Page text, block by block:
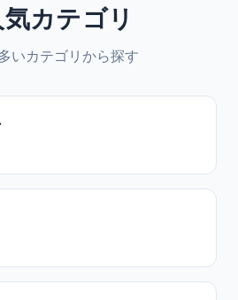
カテゴリ
いカテゴリから探す